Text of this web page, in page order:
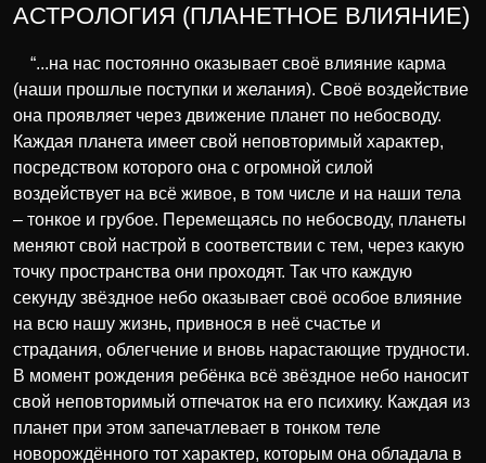
АСТРОЛОГИЯ (ПЛАНЕТНОЕ ВЛИЯНИЕ)
“...на нас постоянно оказывает своё влияние карма
(наши прошлые поступки и желания). Своё воздействие
она проявляет через движение планет по небосводу.
Каждая планета имеет свой неповторимый характер,
посредством которого она с огромной силой
воздействует на всё живое, в том числе и на наши тела
– тонкое и грубое. Перемещаясь по небосводу, планеты
меняют свой настрой в соответствии с тем, через какую
точку пространства они проходят. Так что каждую
секунду звёздное небо оказывает своё особое влияние
на всю нашу жизнь, привнося в неё счастье и
страдания, облегчение и вновь нарастающие трудности.
В момент рождения ребёнка всё звёздное небо наносит
свой неповторимый отпечаток на его психику. Каждая из
планет при этом запечатлевает в тонком теле
новорождённого тот характер, которым она обладала в